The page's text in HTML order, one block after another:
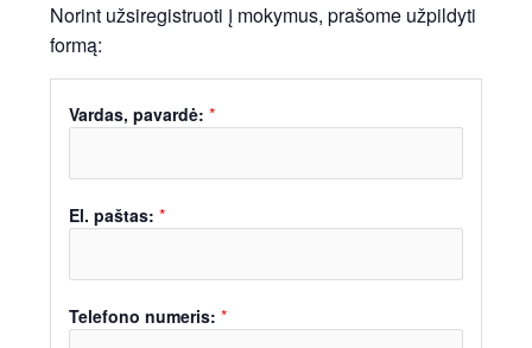
Norint užsiregistruoti į mokymus, prašome užpildyti
formą:
Vardas, pavardė: *
El. paštas: *
Telefono numeris: *